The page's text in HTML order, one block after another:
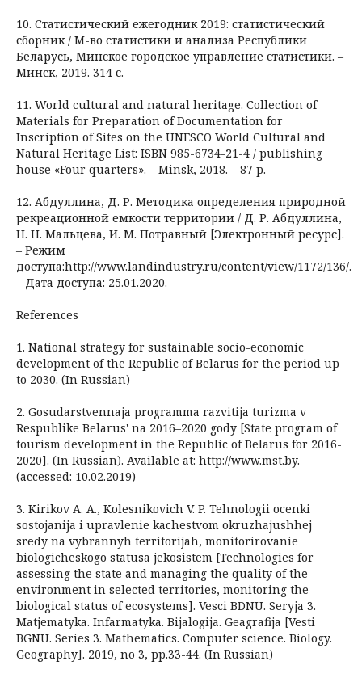
10. Статистический ежегодник 2019: статистический
сборник / М-во статистики и анализа Республики
Беларусь, Минское городское управление статистики. –
Минск, 2019. 314 с.
11. World cultural and natural heritage. Collection of
Materials for Preparation of Documentation for
Inscription of Sites on the UNESCO World Cultural and
Natural Heritage List: ISBN 985-6734-21-4 / publishing
house «Four quarters». – Minsk, 2018. – 87 p.
12. Абдуллина, Д. Р. Методика определения природной
рекреационной емкости территории / Д. Р. Абдуллина,
Н. Н. Мальцева, И. М. Потравный [Электронный ресурс].
– Режим
доступа:http://www.landindustry.ru/content/view/1172/136/.
– Дата доступа: 25.01.2020.
References
1. National strategy for sustainable socio-economic
development of the Republic of Belarus for the period up
to 2030. (In Russian)
2. Gosudarstvennaja programma razvitija turizma v
Respublike Belarus' na 2016–2020 gody [State program of
tourism development in the Republic of Belarus for 2016-
2020]. (In Russian). Available at: http://www.mst.by.
(accessed: 10.02.2019)
3. Kirikov A. A., Kolesnikovich V. P. Tehnologii ocenki
sostojanija i upravlenie kachestvom okruzhajushhej
sredy na vybrannyh territorijah, monitorirovanie
biologicheskogo statusa jekosistem [Technologies for
assessing the state and managing the quality of the
environment in selected territories, monitoring the
biological status of ecosystems]. Vesci BDNU. Seryja 3.
Matjematyka. Infarmatyka. Bijalogija. Geagrafija [Vesti
BGNU. Series 3. Mathematics. Computer science. Biology.
Geography]. 2019, no 3, pp.33-44. (In Russian)